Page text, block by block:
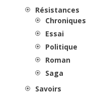
Résistances
Chroniques
Essai
Politique
Roman
Saga
Savoirs